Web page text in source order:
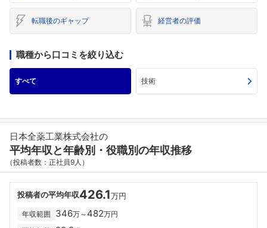
転職後のギャップ 経営者の評価
職種から口コミを絞り込む
すべて 技術
日本全薬工業株式会社の
平均年収と年齢別・役職別の年収推移
（投稿者数：正社員9人）
投稿者の平均年収426.1万円
年収範囲 346万～ 482万円